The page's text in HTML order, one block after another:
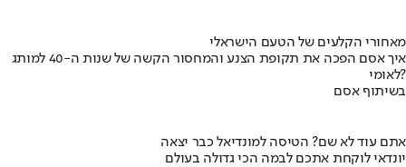
מאחורי הקלעים של הטעם הישראלי
איך אסם הפכה את תקופת הצנע והמחסור הקשה של שנות ה-40 למותג
לאומי?
בשיתוף אסם
אתם עוד לא שם? הטיסה למונדיאל כבר יצאה
יונדאי לוקחת אתכם לבמה הכי גדולה בעולם